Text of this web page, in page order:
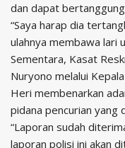
dan dapat
“Saya harap dia
ulahnya membawa lari
Sementara, Kasat
Nuryono melalui
Heri membenarkan
pidana pencurian yang
“Laporan sudah
laporan polisi ini akan